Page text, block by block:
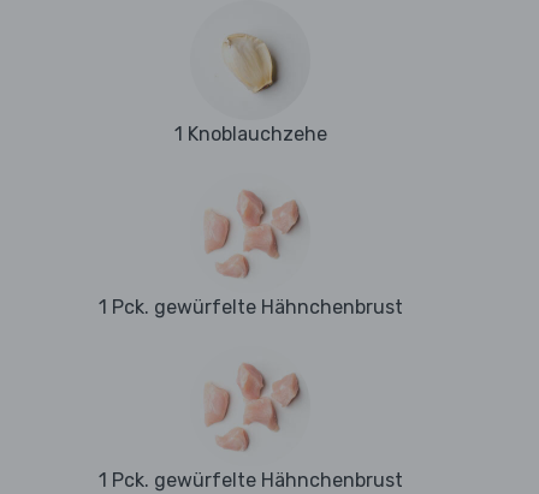
1 Knoblauchzehe
1 Pck. gewürfelte Hähnchenbrust
1 Pck. gewürfelte Hähnchenbrust